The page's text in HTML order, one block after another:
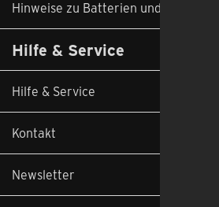
Hinweise zu Batterien und Altgeräten
Hilfe & Service
Hilfe & Service
Kontakt
Newsletter